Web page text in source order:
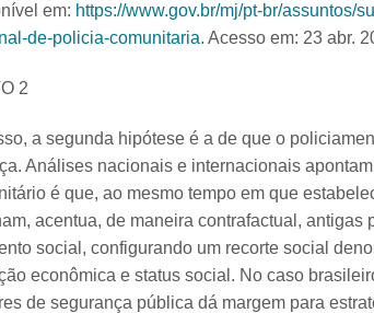
em: https://www.gov.br/mj/pt-br/assuntos/
de-policia-comunitaria. Acesso em: 23 abr.
2
a segunda hipótese é a de que o
Análises nacionais e internacionais
é que, ao mesmo tempo em que
acentua, de maneira contrafactual,
social, configurando um recorte social
econômica e status social. No caso
de segurança pública dá margem para